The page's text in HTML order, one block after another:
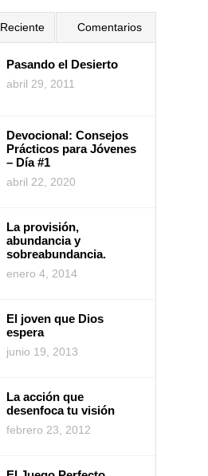
Reciente Comentarios
Pasando el Desierto
abril 29, 2011
Devocional: Consejos
Prácticos para Jóvenes
– Día #1
abril 22, 2020
La provisión,
abundancia y
sobreabundancia.
enero 4, 2014
El joven que Dios
espera
junio 19, 2013
La acción que
desenfoca tu visión
febrero 23, 2012